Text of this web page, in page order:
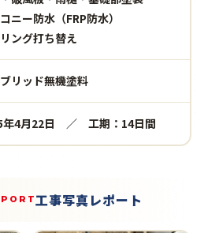
ニー防水（FRP防水）
ング打ち替え
リッド無機塗料
年4月22日 ／ 工期：14日間
工事写真レポート